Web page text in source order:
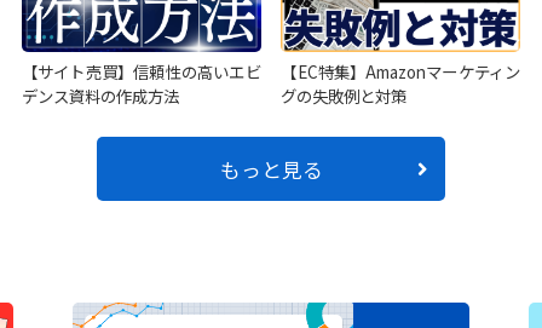
【サイト売買】信頼性の高いエビ
デンス資料の作成方法
【EC特集】Amazonマーケティン
グの失敗例と対策
もっと見る